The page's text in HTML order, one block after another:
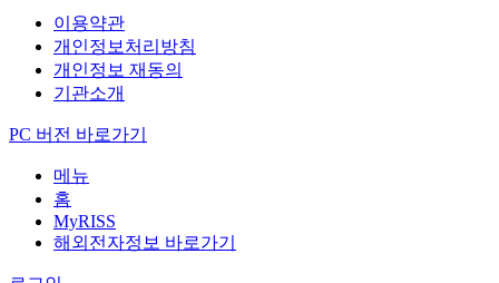
이용약관
개인정보처리방침
개인정보 재동의
기관소개
PC 버전 바로가기
메뉴
홈
MyRISS
해외전자정보 바로가기